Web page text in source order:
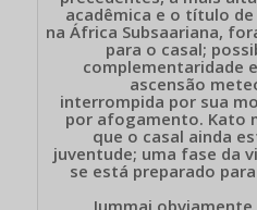
acadêmica e o título
na África Subsaariana,
para o casal;
complementaridade
ascensão
interrompida por sua
por afogamento. Kato
que o casal ainda
juventude; uma fase da
se está preparado